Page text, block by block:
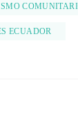
ECUADOR